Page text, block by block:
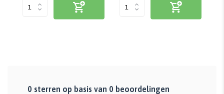
0 sterren op basis van 0 beoordelingen